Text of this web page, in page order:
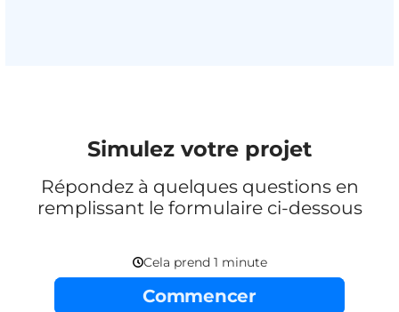
Simulez votre projet
Répondez à quelques questions en
remplissant le formulaire ci-dessous